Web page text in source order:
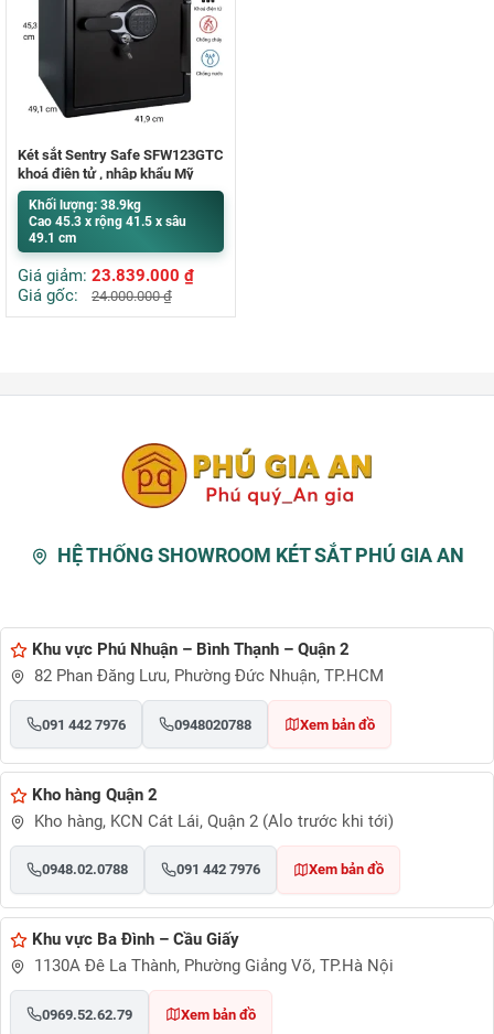
Két sắt Sentry Safe SFW123GTC
khoá điện tử , nhập khẩu Mỹ
Khối lượng: 38.9kg
Cao 45.3 x rộng 41.5 x sâu
49.1 cm
Giá giảm: 23.839.000 ₫
Giá gốc:
24.000.000₫
HỆ THỐNG SHOWROOM KÉT SẮT PHÚ GIA AN
Khu vực Phú Nhuận – Bình Thạnh – Quận 2
82 Phan Đăng Lưu, Phường Đức Nhuận, TP.HCM
091 442 7976 0948020788 Xem bản đồ
Kho hàng Quận 2
Kho hàng, KCN Cát Lái, Quận 2 (Alo trước khi tới)
0948.02.0788 091 442 7976 Xem bản đồ
Khu vực Ba Đình – Cầu Giấy
1130A Đê La Thành, Phường Giảng Võ, TP.Hà Nội
0969.52.62.79 Xem bản đồ